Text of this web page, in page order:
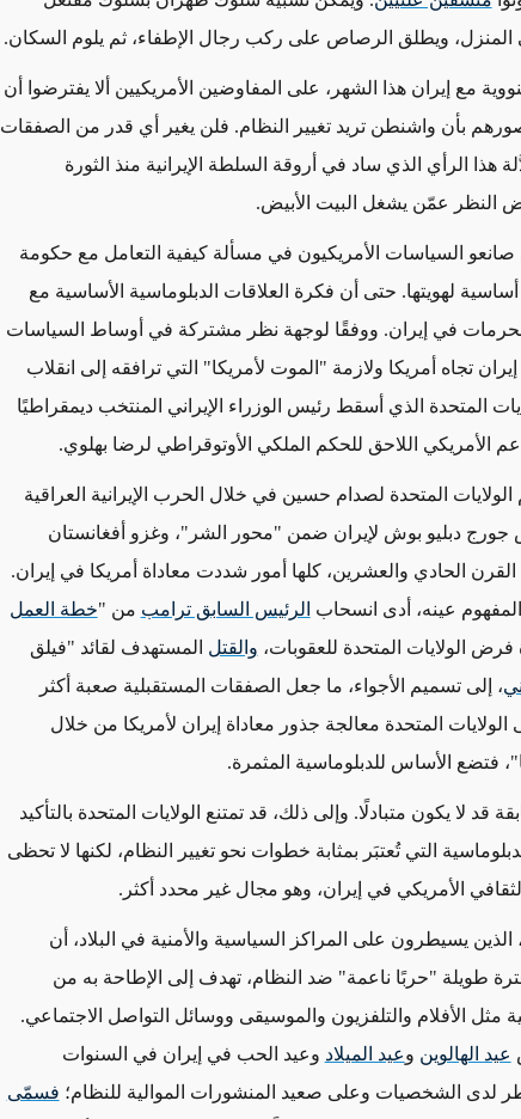
المنزل، ويطلق الرصاص على ركب رجال الإطفاء، ثم يلوم السكان.
مع إيران هذا الشهر، على المفاوضين الأمريكيين ألا يفترضوا أن
بأن واشنطن تريد تغيير النظام. فلن يغير أي قدر من الصفقات
هذا الرأي الذي ساد في أروقة السلطة الإيرانية منذ الثورة
السياسات الأمريكيون في مسألة كيفية التعامل مع حكومة
لهويتها. حتى أن فكرة العلاقات الدبلوماسية الأساسية مع
في إيران. ووفقًا لوجهة نظر مشتركة في أوساط السياسات
تجاه أمريكا ولازمة "الموت لأمريكا" التي ترافقه إلى انقلاب
الولايات المتحدة الذي أسقط رئيس الوزراء الإيراني المنتخب ديمقراطيًا
الأمريكي اللاحق للحكم الملكي الأوتوقراطي لرضا بهلوي.
الولايات المتحدة لصدام حسين في خلال الحرب الإيرانية العراقية
الرئيس جورج دبليو بوش لإيران ضمن "محور الشر"، وغزو أفغانستان
الحادي والعشرين، كلها أمور شددت معاداة أمريكا في إيران.
عينه، أدى انسحاب الرئيس السابق ترامب من "خطة العمل
فرض الولايات المتحدة للعقوبات، والقتل المستهدف لقائد "فيلق
، إلى تسميم الأجواء، ما جعل الصفقات المستقبلية صعبة أكثر
المتحدة معالجة جذور معاداة إيران لأمريكا من خلال
فتضع الأساس للدبلوماسية المثمرة.
قد لا يكون متبادلًا. وإلى ذلك، قد تمتنع الولايات المتحدة بالتأكيد
التي تُعتبَر بمثابة خطوات نحو تغيير النظام، لكنها لا تحظى
الأمريكي في إيران، وهو مجال غير محدد أكثر.
الذين يسيطرون على المراكز السياسية والأمنية في البلاد، أن
طويلة "حربًا ناعمة" ضد النظام، تهدف إلى الإطاحة به من
مثل الأفلام والتلفزيون والموسيقى ووسائل التواصل الاجتماعي.
عيد الهالوين وعيد الميلاد وعيد الحب في إيران في السنوات
لدى الشخصيات وعلى صعيد المنشورات الموالية للنظام؛ فسمّى